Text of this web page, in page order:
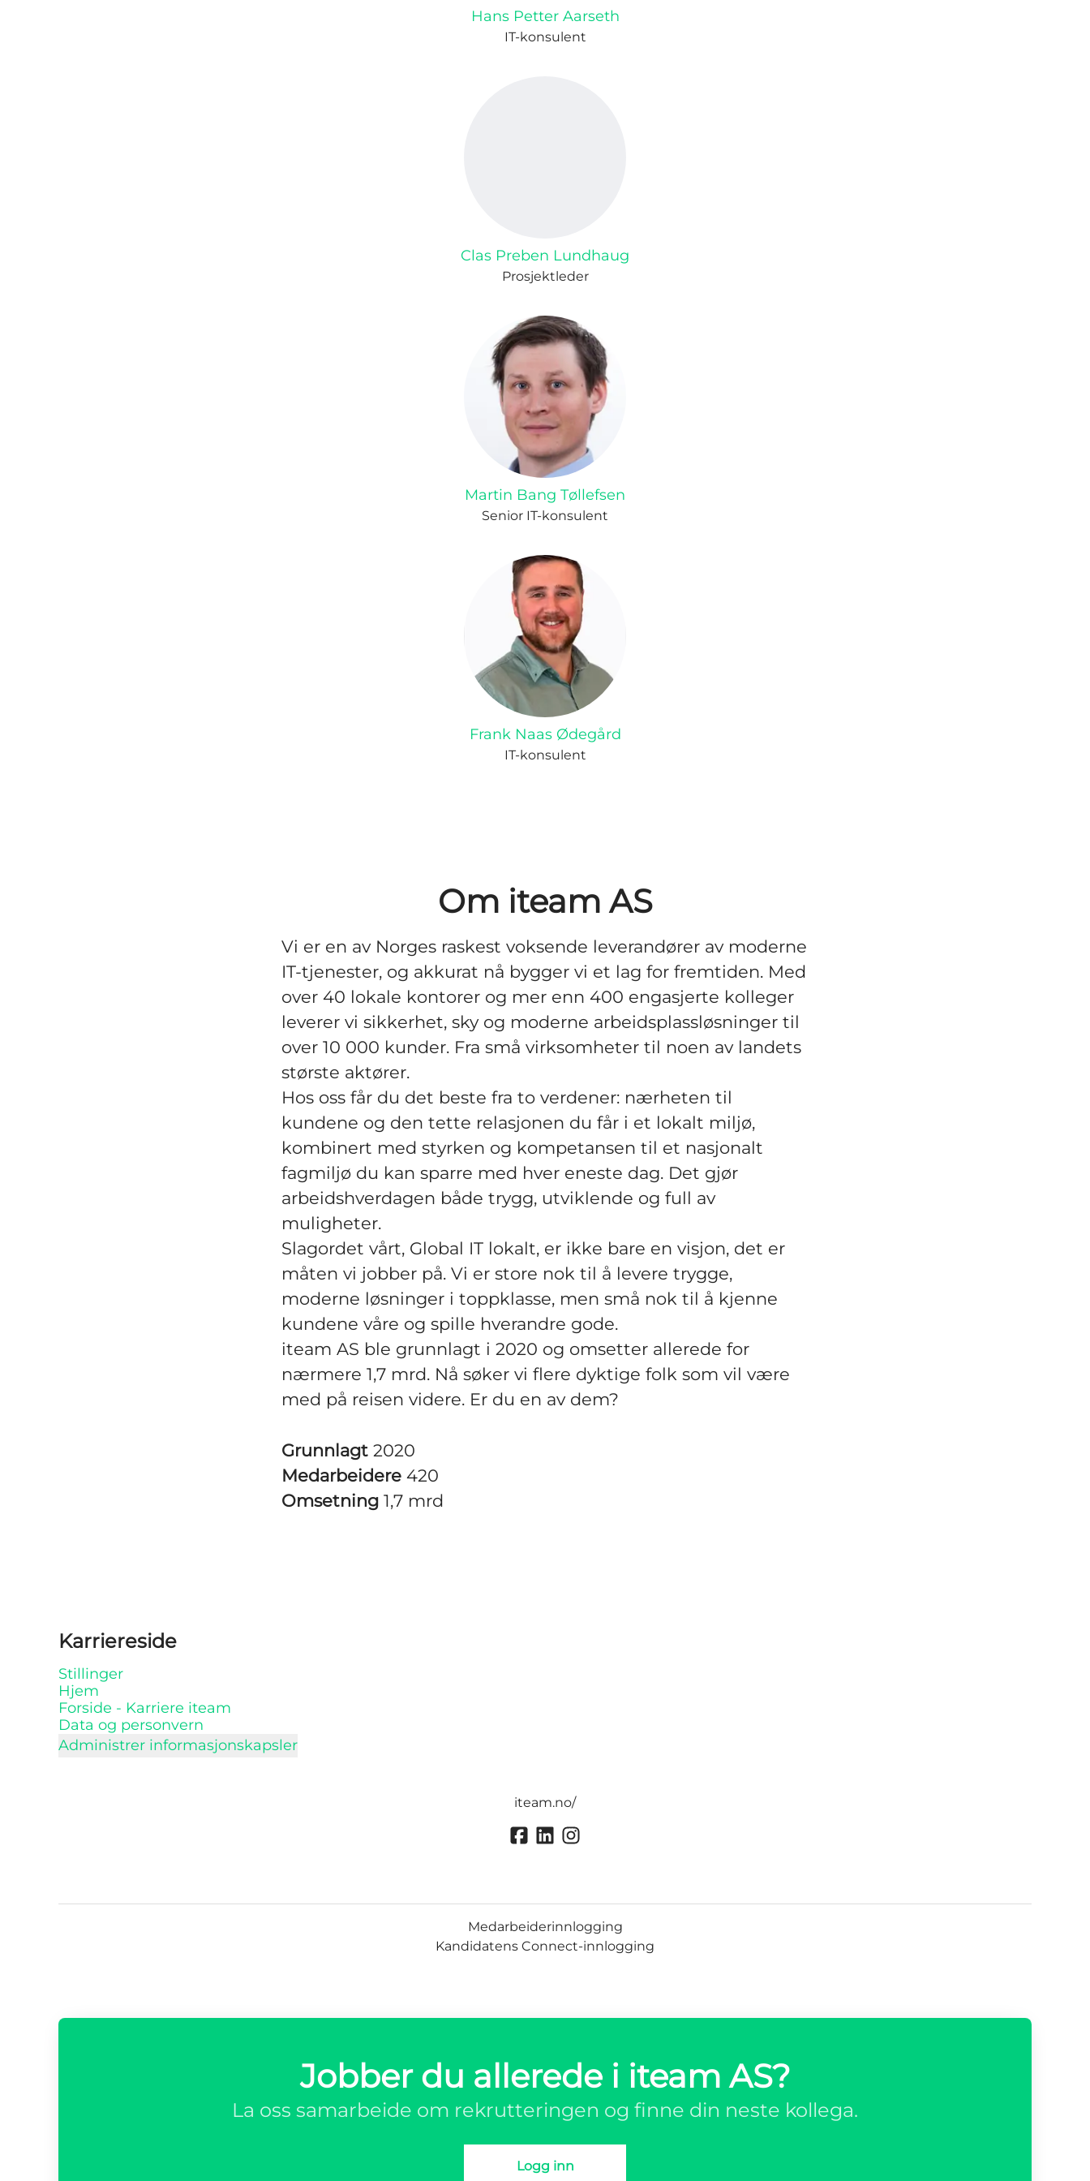
Hans Petter Aarseth
IT-konsulent
Clas Preben Lundhaug
Prosjektleder
Martin Bang Tøllefsen
Senior IT-konsulent
Frank Naas Ødegård
IT-konsulent
Om iteam AS
Vi er en av Norges raskest voksende leverandører av moderne
IT-tjenester, og akkurat nå bygger vi et lag for fremtiden. Med
over 40 lokale kontorer og mer enn 400 engasjerte kolleger
leverer vi sikkerhet, sky og moderne arbeidsplassløsninger til
over 10 000 kunder. Fra små virksomheter til noen av landets
største aktører.
Hos oss får du det beste fra to verdener: nærheten til
kundene og den tette relasjonen du får i et lokalt miljø,
kombinert med styrken og kompetansen til et nasjonalt
fagmiljø du kan sparre med hver eneste dag. Det gjør
arbeidshverdagen både trygg, utviklende og full av
muligheter.
Slagordet vårt, Global IT lokalt, er ikke bare en visjon, det er
måten vi jobber på. Vi er store nok til å levere trygge,
moderne løsninger i toppklasse, men små nok til å kjenne
kundene våre og spille hverandre gode.
iteam AS ble grunnlagt i 2020 og omsetter allerede for
nærmere 1,7 mrd. Nå søker vi flere dyktige folk som vil være
med på reisen videre. Er du en av dem?
Grunnlagt 2020
Medarbeidere 420
Omsetning 1,7 mrd
Karriereside
Stillinger
Hjem
Forside - Karriere iteam
Data og personvern
Administrer informasjonskapsler
iteam.no/
Medarbeiderinnlogging
Kandidatens Connect-innlogging
Jobber du allerede i iteam AS?
La oss samarbeide om rekrutteringen og finne din neste kollega.
Logg inn